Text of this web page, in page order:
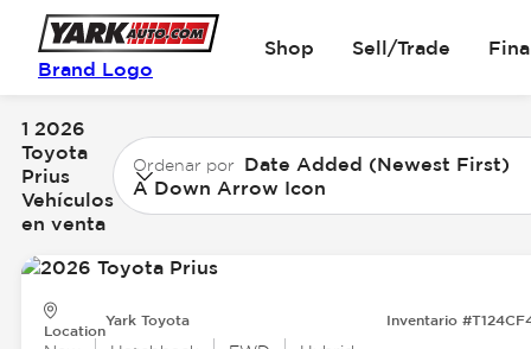
Brand Logo
Shop Sell/Trade
1 2026
Toyota
Prius
Vehículos
en venta
Ordenar por Date Added (Newest First)
A Down Arrow Icon
Location
Yark Toyota Inventario